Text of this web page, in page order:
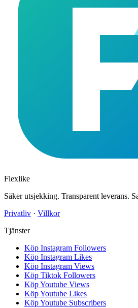
Flexlike
Säker utsjekking. Transparent leverans.
Privatliv · Villkor
Tjänster
Köp Instagram Followers
Köp Instagram Likes
Köp Instagram Views
Köp Tiktok Followers
Köp Youtube Views
Köp Youtube Likes
Köp Youtube Subscribers